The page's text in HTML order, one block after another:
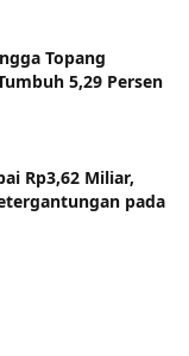
Topang
5,29 Persen
Rp3,62 Miliar,
pada